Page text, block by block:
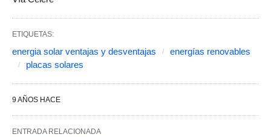
ETIQUETAS:
energia solar ventajas y desventajas
energías renovables
placas solares
9 AÑOS HACE
ENTRADA RELACIONADA